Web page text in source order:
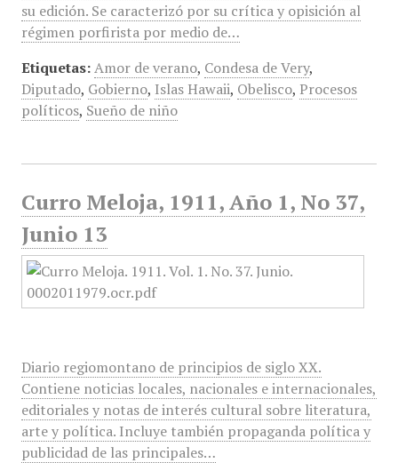
su edición. Se caracterizó por su crítica y opisición al
régimen porfirista por medio de…
Etiquetas: Amor de verano, Condesa de Very,
Diputado, Gobierno, Islas Hawaii, Obelisco, Procesos
políticos, Sueño de niño
Curro Meloja, 1911, Año 1, No 37,
Junio 13
Diario regiomontano de principios de siglo XX.
Contiene noticias locales, nacionales e internacionales,
editoriales y notas de interés cultural sobre literatura,
arte y política. Incluye también propaganda política y
publicidad de las principales…